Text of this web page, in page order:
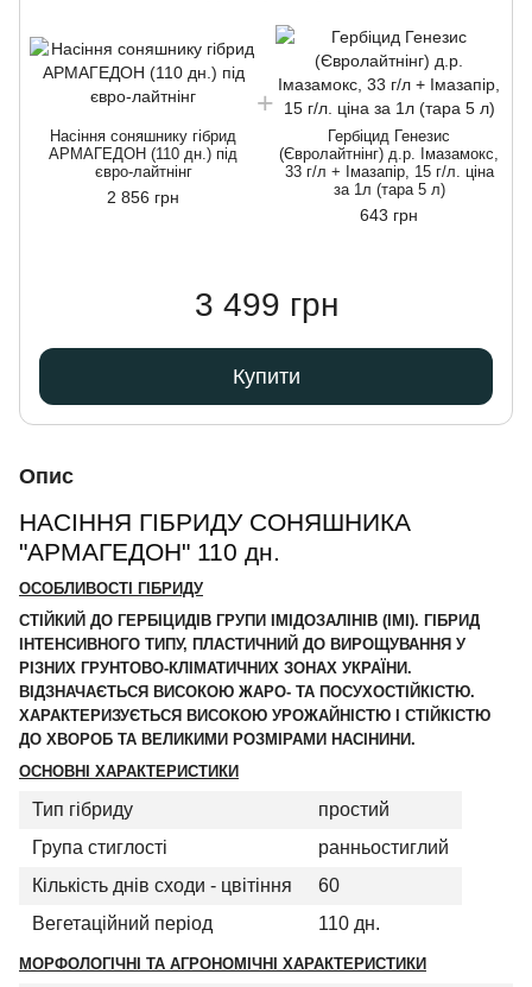
Насіння соняшнику гібрид
АРМАГЕДОН (110 дн.) під
євро-лайтнінг
2 856 грн
Гербіцид Генезис
(Євролайтнінг) д.р. Імазамокс,
33 г/л + Імазапір, 15 г/л. ціна
за 1л (тара 5 л)
643 грн
3 499 грн
Купити
Опис
НАСІННЯ ГІБРИДУ СОНЯШНИКА
"АРМАГЕДОН" 110 дн
ОСОБЛИВОСТІ ГІБРИДУ
СТІЙКИЙ ДО ГЕРБІЦИДІВ ГРУПИ ІМІДОЗАЛІНІВ (IMI). ГІБРИД
ІНТЕНСИВНОГО ТИПУ, ПЛАСТИЧНИЙ ДО ВИРОЩУВАННЯ У
РІЗНИХ ГРУНТОВО-КЛІМАТИЧНИХ ЗОНАХ УКРАЇНИ.
ВІДЗНАЧАЄТЬСЯ ВИСОКОЮ ЖАРО- ТА ПОСУХОСТІЙКІСТЮ.
ХАРАКТЕРИЗУЄТЬСЯ ВИСОКОЮ УРОЖАЙНІСТЮ І СТІЙКІСТЮ
ДО ХВОРОБ ТА ВЕЛИКИМИ РОЗМІРАМИ НАСІНИНИ.
ОСНОВНІ ХАРАКТЕРИСТИКИ
Тип гібриду
простий
Група стиглості
ранньостиглий
Кількість днів сходи - цвітіння
60
Вегетаційний період
110 дн.
МОРФОЛОГІЧНІ ТА АГРОНОМІЧНІ ХАРАКТЕРИСТИКИ